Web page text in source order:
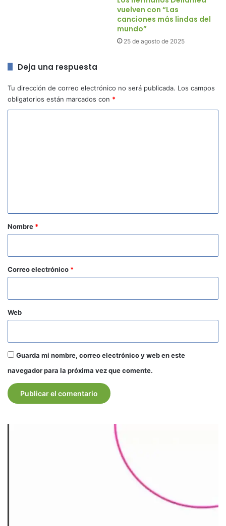
vuelven con “Las
canciones más lindas del
mundo”
25 de agosto de 2025
Deja una respuesta
Tu dirección de correo electrónico no será publicada. Los campos
obligatorios están marcados con *
r
*
Nombre *
Correo electrónico *
Web
Guarda mi nombre, correo electrónico y web en este
navegador para la próxima vez que comente.